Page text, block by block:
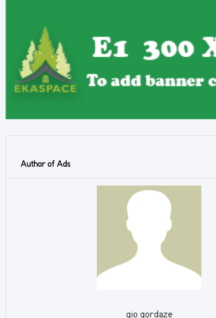
Author of Ads
gio gordaze